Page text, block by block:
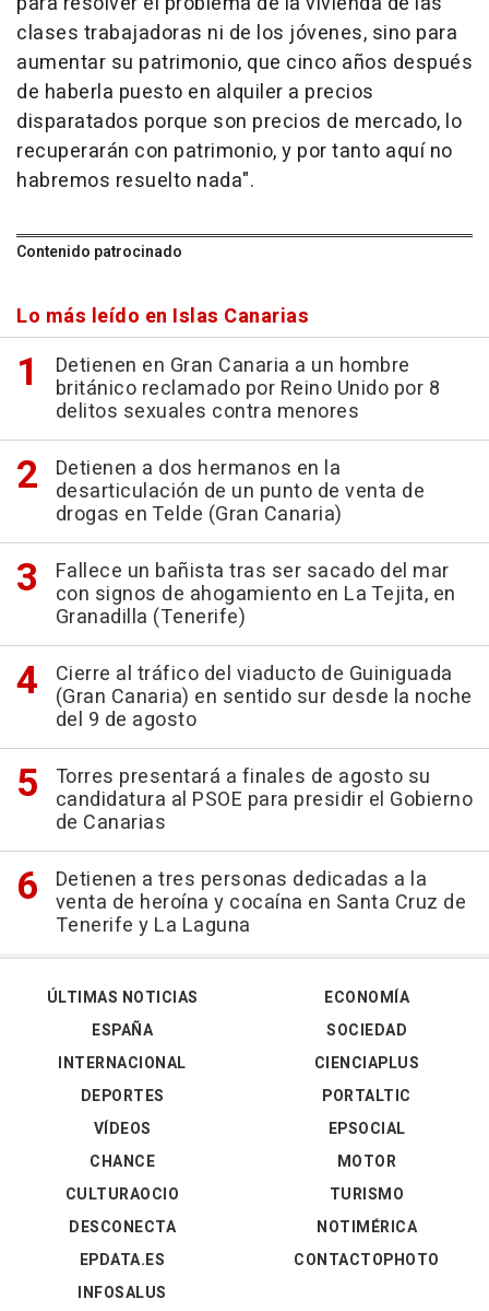
clases trabajadoras ni de los jóvenes, sino para
aumentar su patrimonio, que cinco años después
de haberla puesto en alquiler a precios
disparatados porque son precios de mercado, lo
recuperarán con patrimonio, y por tanto aquí no
habremos resuelto nada".
Contenido patrocinado
Lo más leído en Islas Canarias
Detienen en Gran Canaria a un hombre
británico reclamado por Reino Unido por 8
delitos sexuales contra menores
Detienen a dos hermanos en la
desarticulación de un punto de venta de
drogas en Telde (Gran Canaria)
Fallece un bañista tras ser sacado del mar
con signos de ahogamiento en La Tejita, en
Granadilla (Tenerife)
Cierre al tráfico del viaducto de Guiniguada
(Gran Canaria) en sentido sur desde la noche
del 9 de agosto
Torres presentará a finales de agosto su
candidatura al PSOE para presidir el Gobierno
de Canarias
Detienen a tres personas dedicadas a la
venta de heroína y cocaína en Santa Cruz de
Tenerife y La Laguna
ÚLTIMAS NOTICIAS
ESPAÑA
INTERNACIONAL
DEPORTES
VÍDEOS
ECONOMÍA
SOCIEDAD
CIENCIAPLUS
PORTALTIC
EPSOCIAL
CHANCE
CULTURAOCIO
DESCONECTA
EPDATA.ES
INFOSALUS
MOTOR
TURISMO
NOTIMÉRICA
CONTACTOPHOTO